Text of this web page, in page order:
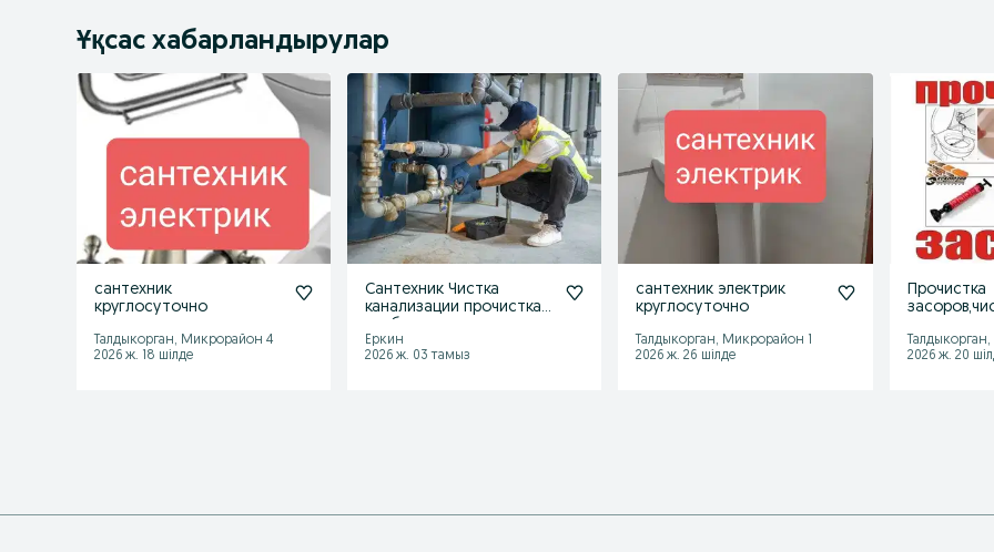
Ұқсас хабарландырулар
сантехник
круглосуточно
Талдыкорган, Микрорайон 4
2026 ж. 18 шілде
Сантехник Чистка
канализации прочистка
Еркин
2026 ж. 03 тамыз
сантехник электрик
круглосуточно
Талдыкорган, Микрорайон 1
2026 ж. 26 шілде
Прочистка
2026 ж. 20